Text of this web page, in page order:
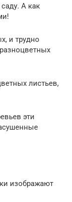
А как
и трудно
листьев,
эти
изображают